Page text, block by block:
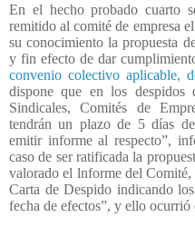
En el hecho probado cuarto
remitido al comité de empresa
su conocimiento la propuesta
y fin efecto de dar
convenio colectivo aplicable,
dispone que en los despidos
Sindicales, Comités de
tendrán un plazo de 5 días
emitir informe al respecto”,
caso de ser ratificada la
valorado el lnforme del Comité,
Carta de Despido indicando
fecha de efectos”, y ello ocurrió